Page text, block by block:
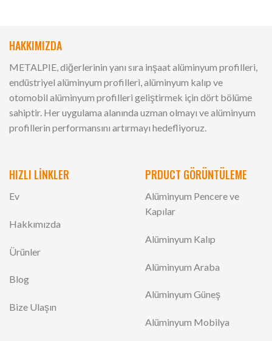
HAKKIMIZDA
METALPIE, diğerlerinin yanı sıra inşaat alüminyum profilleri,
endüstriyel alüminyum profilleri, alüminyum kalıp ve
otomobil alüminyum profilleri geliştirmek için dört bölüme
sahiptir. Her uygulama alanında uzman olmayı ve alüminyum
profillerin performansını artırmayı hedefliyoruz.
HIZLI LİNKLER
Ev
Hakkımızda
Ürünler
Blog
Bize Ulaşın
PRDUCT GÖRÜNTÜLEME
Alüminyum Pencere ve
Kapılar
Alüminyum Kalıp
Alüminyum Araba
Alüminyum Güneş
Alüminyum Mobilya